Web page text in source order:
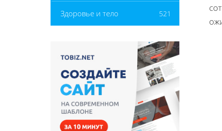
Здоровье и тело 521